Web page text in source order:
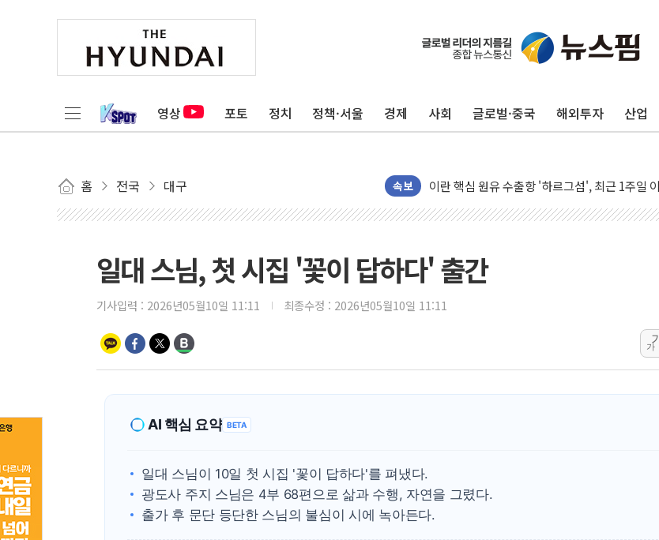
영상 포토 정치 정책·서울 경제 사회 글로벌·중국 해외투자 산업
홈 전국 대구 속보
유럽증시, 美 고용 예상 밖 부진에 연준 금리 인
미 연준 매파 기세 꺾이나…고용 감소에 9월 동
트럼프, 백신·자폐증 행정명령 검토…"이르면
美 항소법원, 백악관 무도회장 공사 중단 명령
美 고용 쇼크에 엔화 장중 급등…시장은 "또 개
[AI MY 뉴스] 뉴욕 반도체주 프리뷰...美 고용
[종합] 美 7월 고용 2만3000명 감소 '쇼크'…9월
[사진] 이슬람 수니파 3개국, 공동방위협정 체결
뉴욕증시 개장 전 특징주...아틀라시안·클라
보훈부, 미 DPAA와 MOU… "6·25 미군 실종자
트럼프 "금리 내려야"…파월 때와 달리 워시엔
특정 정치인 측근 포항시 정책특보 내정설...포
李 "해남 태양광, 대한민국 다음 100년 밑거름…
이란와이어 "이란 최고지도자 위독…곧 사망해
일대 스님, 첫 시집 '꽃이 답하다' 출간
기사입력 : 2026년05월10일 11:11 최종수정 : 2026년05월10일 11:11
가
AI 핵심 요약 BETA
일대 스님이 10일 첫 시집 '꽃이 답하다'를 펴냈다.
광도사 주지 스님은 4부 68편으로 삶과 수행, 자연을 그렸다.
출가 후 문단 등단한 스님의 불심이 시에 녹아든다.